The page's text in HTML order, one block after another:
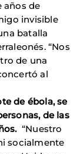
años de
invisible
batalla
“Nos
de una
al
de ébola, se
de las
“Nuestro
socialmente